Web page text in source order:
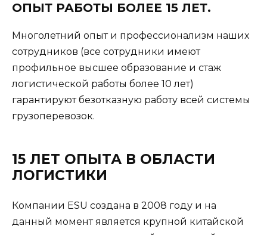
ОПЫТ РАБОТЫ БОЛЕЕ 15 ЛЕТ.
Многолетний опыт и профессионализм наших
сотрудников (все сотрудники имеют
профильное высшее образование и стаж
логистической работы более 10 лет)
гарантируют безотказную работу всей системы
грузоперевозок.
15 ЛЕТ ОПЫТА В ОБЛАСТИ
ЛОГИСТИКИ
Компании ESU создана в 2008 году и на
данный момент является крупной китайской